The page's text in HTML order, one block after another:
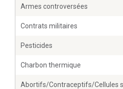
Armes controversées
Contrats militaires
Pesticides
Charbon thermique
Abortifs/Contraceptifs/Cellules